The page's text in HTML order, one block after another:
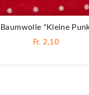
"Kleine
Fr. 2,10